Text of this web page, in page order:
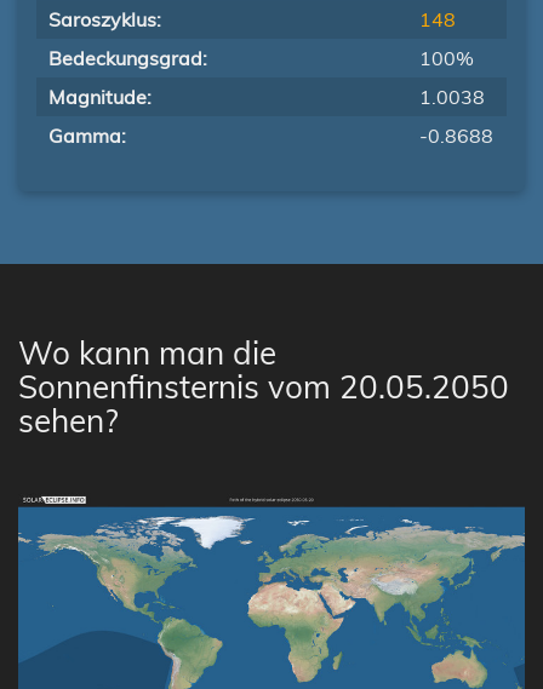
Saroszyklus:
148
Bedeckungsgrad:
100%
Magnitude:
1.0038
Gamma:
-0.8688
Wo kann man die
Sonnenfinsternis vom 20.05.2050
sehen?